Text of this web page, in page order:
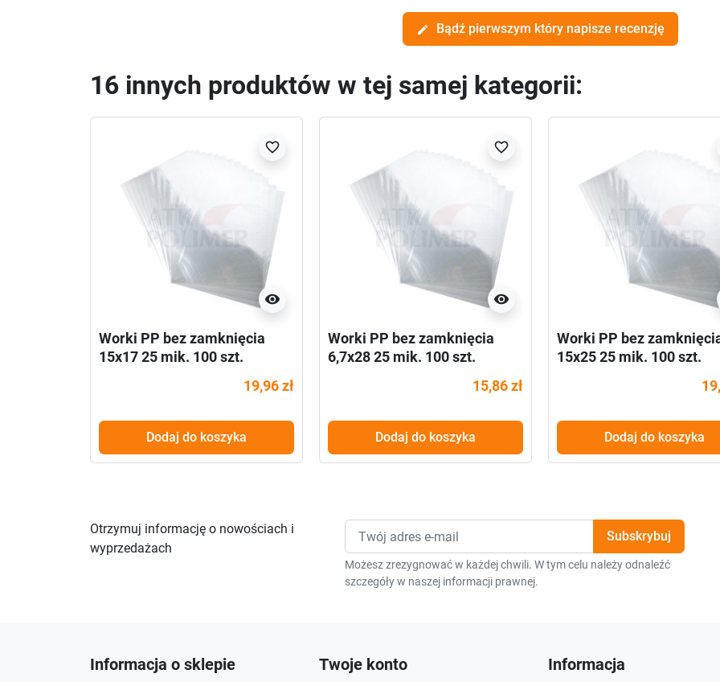
edit Bądź pierwszym który napisze recenzję
16 innych produktów w tej samej kategorii:
visibility
favorite_border
Worki PP bez zamknięcia
15x17 25 mik. 100 szt.
19,96 zł
Dodaj do koszyka
visibility
favorite_border
Worki PP bez zamknięcia
6,7x28 25 mik. 100 szt.
15,86 zł
Dodaj do koszyka
Worki PP bez
15x25 25 mik. 100 szt.
Dodaj do koszyka
Otrzymuj informację o nowościach i
wyprzedażach
Możesz zrezygnować w każdej chwili. W tym celu należy odnaleźć
szczegóły w naszej informacji prawnej.
Informacja o sklepie Twoje konto Informacja